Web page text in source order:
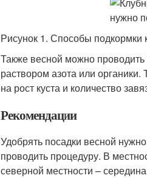
Рисунок 1. Способы подкормки
Также весной можно
раствором азота или
на рост куста и количество
Рекомендации
Удобрять посадки весной
проводить процедуру. В
северной местности –